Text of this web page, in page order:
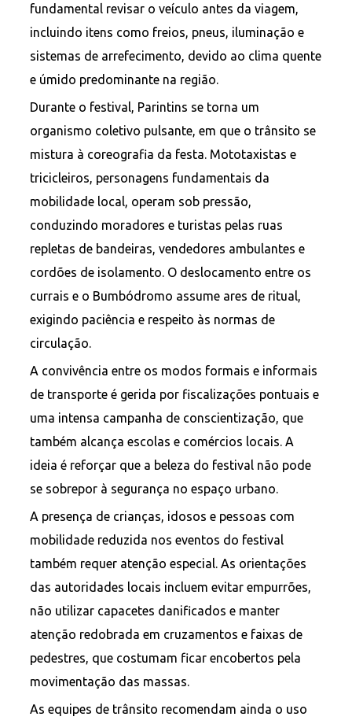
fundamental revisar o veículo antes da viagem,
incluindo itens como freios, pneus, iluminação e
sistemas de arrefecimento, devido ao clima quente
e úmido predominante na região.
Durante o festival, Parintins se torna um
organismo coletivo pulsante, em que o trânsito se
mistura à coreografia da festa. Mototaxistas e
tricicleiros, personagens fundamentais da
mobilidade local, operam sob pressão,
conduzindo moradores e turistas pelas ruas
repletas de bandeiras, vendedores ambulantes e
cordões de isolamento. O deslocamento entre os
currais e o Bumbódromo assume ares de ritual,
exigindo paciência e respeito às normas de
circulação.
A convivência entre os modos formais e informais
de transporte é gerida por fiscalizações pontuais e
uma intensa campanha de conscientização, que
também alcança escolas e comércios locais. A
ideia é reforçar que a beleza do festival não pode
se sobrepor à segurança no espaço urbano.
A presença de crianças, idosos e pessoas com
mobilidade reduzida nos eventos do festival
também requer atenção especial. As orientações
das autoridades locais incluem evitar empurrões,
não utilizar capacetes danificados e manter
atenção redobrada em cruzamentos e faixas de
pedestres, que costumam ficar encobertos pela
movimentação das massas.
As equipes de trânsito recomendam ainda o uso